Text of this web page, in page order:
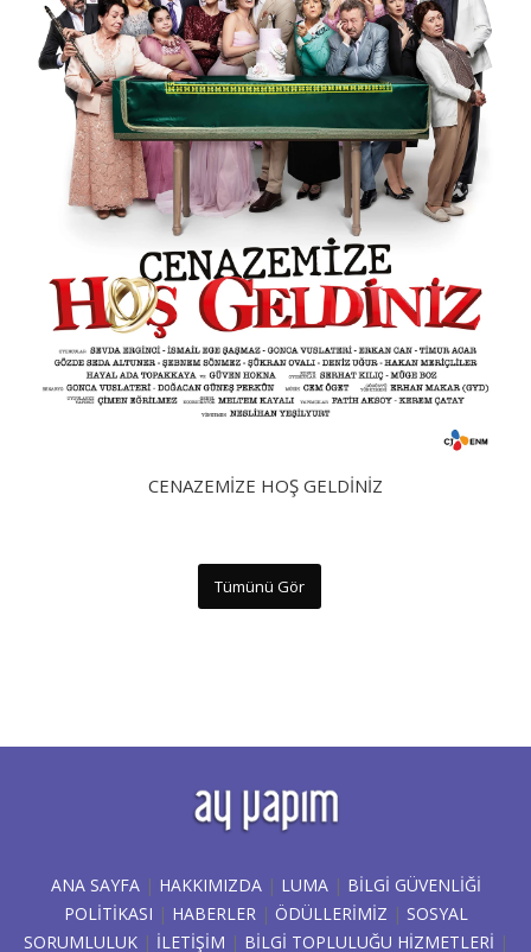
CENAZEMIZE HOŞ GELDINIZ
Tümünü Gör
ANA SAYFA| HAKKIMIZDA| LUMA| BILGI GÜVENLIĞI
POLITIKASI | HABERLER| ÖDÜLLERİMİZ | SOSYAL
SORUMLULUK| İLETİŞİM | BİLGİ TOPLULUĞU HİZMETLERİ |